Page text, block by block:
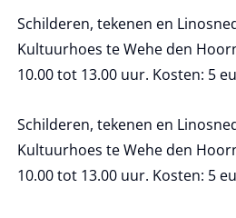
Schilderen, tekenen en
Kultuurhoes te Wehe den
10.00 tot 13.00 uur. Kosten: 5
Schilderen, tekenen en
Kultuurhoes te Wehe den
10.00 tot 13.00 uur. Kosten: 5